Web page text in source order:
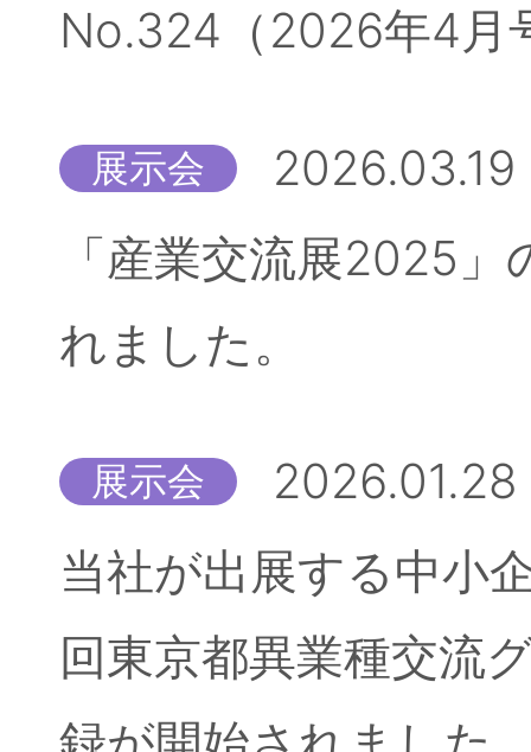
No.324（2026年4月
展示会
2026.03.19
「産業交流展2025
れました。
展示会
2026.01.28
当社が出展する中小
回東京都異業種交流